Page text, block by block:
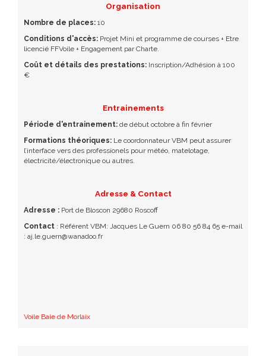
Organisation
Nombre de places: 10
Conditions d'accès: Projet Mini et programme de courses + Etre
licencié FFVoile + Engagement par Charte.
Coût et détails des prestations: Inscription/Adhésion à 100
€
Entrainements
Période d'entrainement: de début octobre à fin février
Formations théoriques: Le coordonnateur VBM peut assurer
l’interface vers des professionels pour météo, matelotage,
électricité/électronique ou autres.
Adresse & Contact
Adresse : Port de Bloscon 29680 Roscoff
Contact : Référent VBM: Jacques Le Guern 06 80 56 84 65 e-mail
: aj.le.guern@wanadoo.fr
Voile Baie de Morlaix